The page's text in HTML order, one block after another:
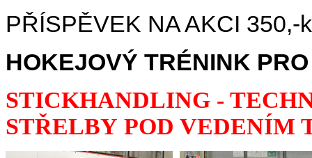
PŘÍSPĚVEK NA AKCI 350,-
HOKEJOVÝ TRÉNINK
STICKHANDLING -
STŘELBY POD VEDENÍM